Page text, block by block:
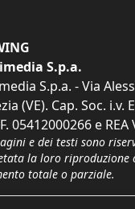
S.p.a.
S.p.a. - Via
(VE). Cap. Soc. i.v.
05412000266 e REA
e dei testi sono
la loro riproduzione
totale o parziale.